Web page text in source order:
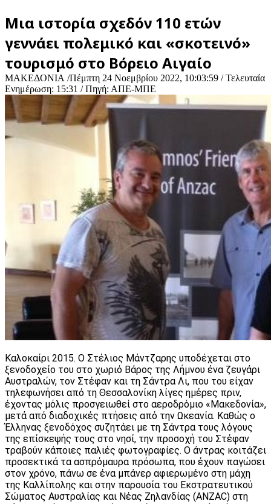
Μια ιστορία σχεδόν 110 ετών
γεννάει πολεμικό και «σκοτεινό»
τουρισμό στο Βόρειο Αιγαίο
ΜΑΚΕΔΟΝΙΑ /Πέμπτη 24 Νοεμβρίου 2022, 10:03:59 / Τελευταία
Ενημέρωση: 15:31 / Πηγή: ΑΠΕ-ΜΠΕ
Καλοκαίρι 2015. Ο Στέλιος Μάντζαρης υποδέχεται στο
ξενοδοχείο του στο χωριό Βάρος της Λήμνου ένα ζευγάρι
Αυστραλών, τον Στέφαν και τη Σάντρα Λι, που του είχαν
τηλεφωνήσει από τη Θεσσαλονίκη λίγες ημέρες πριν,
έχοντας μόλις προσγειωθεί στο αεροδρόμιο «Μακεδονία»,
μετά από διαδοχικές πτήσεις από την Ωκεανία. Καθώς ο
Έλληνας ξενοδόχος συζητάει με τη Σάντρα τους λόγους
της επίσκεψής τους στο νησί, την προσοχή του Στέφαν
τραβούν κάποιες παλιές φωτογραφίες. Ο άντρας κοιτάζει
προσεκτικά τα ασπρόμαυρα πρόσωπα, που έχουν παγώσει
στον χρόνο, πάνω σε ένα μπάνερ αφιερωμένο στη μάχη
της Καλλίπολης και στην παρουσία του Εκστρατευτικού
Σώματος Αυστραλίας και Νέας Ζηλανδίας (ANZAC) στη